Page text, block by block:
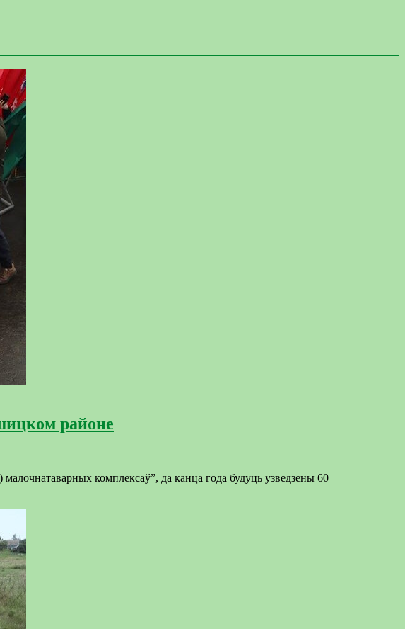
районе
комплексаў”, да канца года будуць узведзены 60